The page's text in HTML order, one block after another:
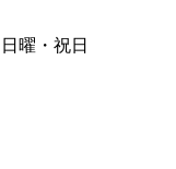
曜・祝日